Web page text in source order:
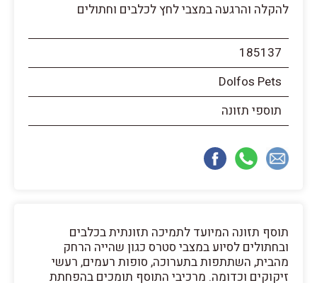
להקלה והרגעה במצבי לחץ לכלבים וחתולים
185137
Dolfos Pets
תוספי תזונה
תוסף תזונה המיועד לתמיכה תזונתית בכלבים
ובחתולים לסיוע במצבי סטרס כגון שהייה הרחק
מהבית, השתתפות בתערוכה, סופות רעמים, רעשי
זיקוקים וכדומה. מרכיבי התוסף תומכים בהפחתת